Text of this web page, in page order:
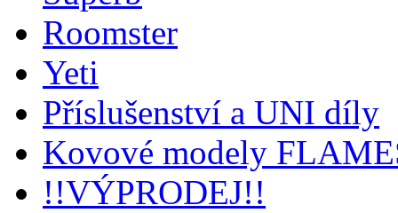
Roomster
Yeti
Příslušenství a UNI díly
Kovové modely
!!VÝPRODEJ!!